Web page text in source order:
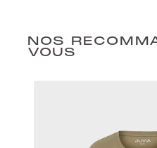
NOS
VOUS